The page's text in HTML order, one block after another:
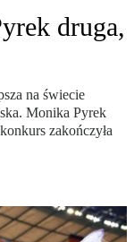
druga,
na świecie
Monika Pyrek
zakończyła